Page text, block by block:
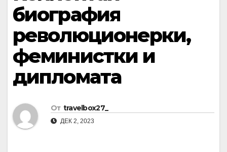
биография
революционерки,
феминистки и
дипломата
От travelbox27_
ДЕК 2, 2023